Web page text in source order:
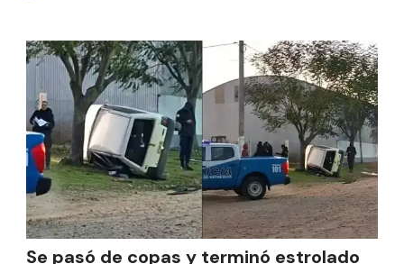
Se pasó de copas y terminó estrolado